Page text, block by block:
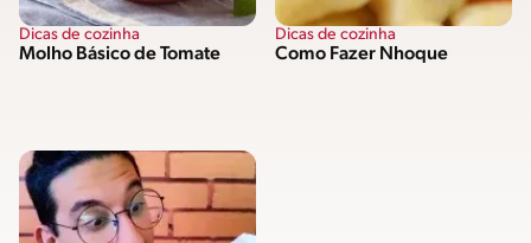
Dicas de cozinha
Molho Básico de Tomate
Dicas de cozinha
Como Fazer Nhoque